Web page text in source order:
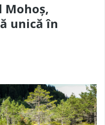
Mohoș,
unică în